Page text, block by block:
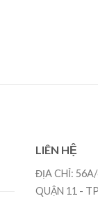
LIÊN HỆ
ĐỊA CHỈ:
QUẬN 11 -